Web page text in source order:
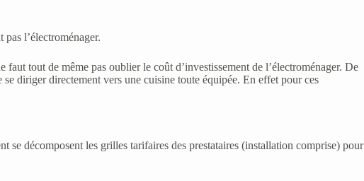
l’électroménager.
tout de même pas oublier le coût d’investissement de l’électroménager. De
diriger directement vers une cuisine toute équipée. En effet pour ces
décomposent les grilles tarifaires des prestataires (installation comprise) pour